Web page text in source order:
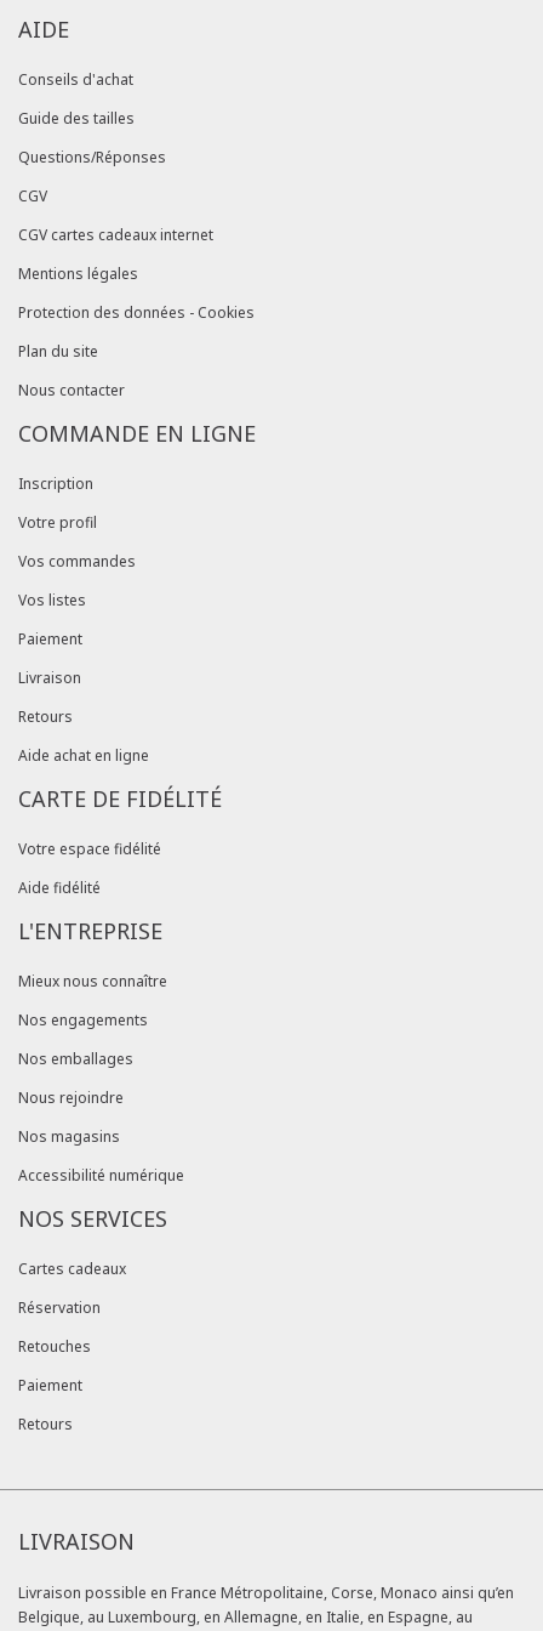
AIDE
Conseils d'achat
Guide des tailles
Questions/Réponses
CGV
CGV cartes cadeaux internet
Mentions légales
Protection des données - Cookies
Plan du site
Nous contacter
COMMANDE EN LIGNE
Inscription
Votre profil
Vos commandes
Vos listes
Paiement
Livraison
Retours
Aide achat en ligne
CARTE DE FIDÉLITÉ
Votre espace fidélité
Aide fidélité
L'ENTREPRISE
Mieux nous connaître
Nos engagements
Nos emballages
Nous rejoindre
Nos magasins
Accessibilité numérique
NOS SERVICES
Cartes cadeaux
Réservation
Retouches
Paiement
Retours
LIVRAISON
Livraison possible en France Métropolitaine, Corse, Monaco ainsi qu’en
Belgique, au Luxembourg, en Allemagne, en Italie, en Espagne, au